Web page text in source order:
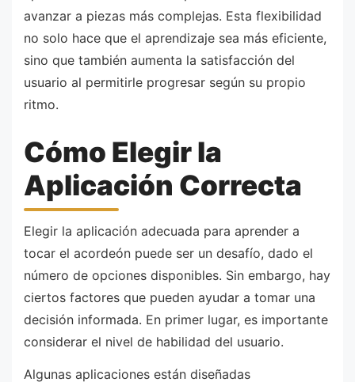
avanzar a piezas más complejas. Esta flexibilidad
no solo hace que el aprendizaje sea más eficiente,
sino que también aumenta la satisfacción del
usuario al permitirle progresar según su propio
ritmo.
Cómo Elegir la
Aplicación Correcta
Elegir la aplicación adecuada para aprender a
tocar el acordeón puede ser un desafío, dado el
número de opciones disponibles. Sin embargo, hay
ciertos factores que pueden ayudar a tomar una
decisión informada. En primer lugar, es importante
considerar el nivel de habilidad del usuario.
Algunas aplicaciones están diseñadas